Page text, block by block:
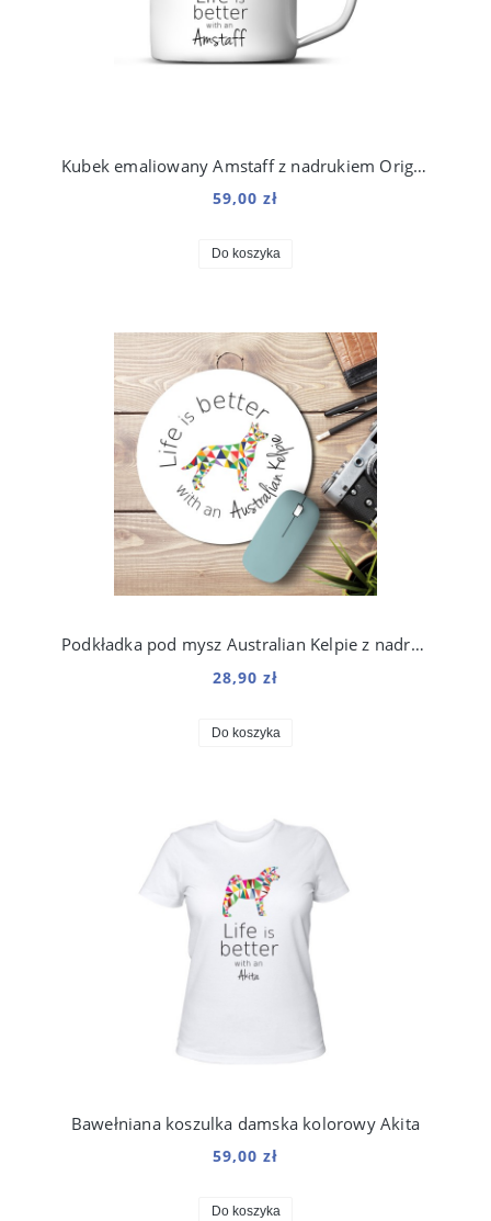
Kubek emaliowany Amstaff z nadrukiem Origami Biały
59,00 zł
Do koszyka
Podkładka pod mysz Australian Kelpie z nadrukiem Origami
28,90 zł
Do koszyka
Bawełniana koszulka damska kolorowy Akita
59,00 zł
Do koszyka